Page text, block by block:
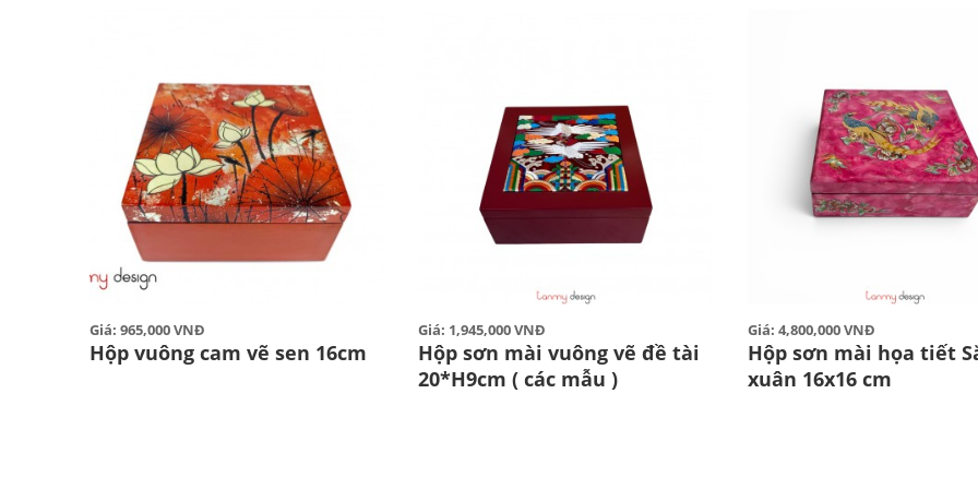
Giá: 965,000 VNĐ
Hộp vuông cam vẽ sen 16cm
Giá: 1,945,000 VNĐ
Hộp sơn mài vuông vẽ đề tài
20*H9cm ( các mẫu )
Giá: 4,800,000 VNĐ
Hộp sơn mài họa tiết
xuân 16x16 cm